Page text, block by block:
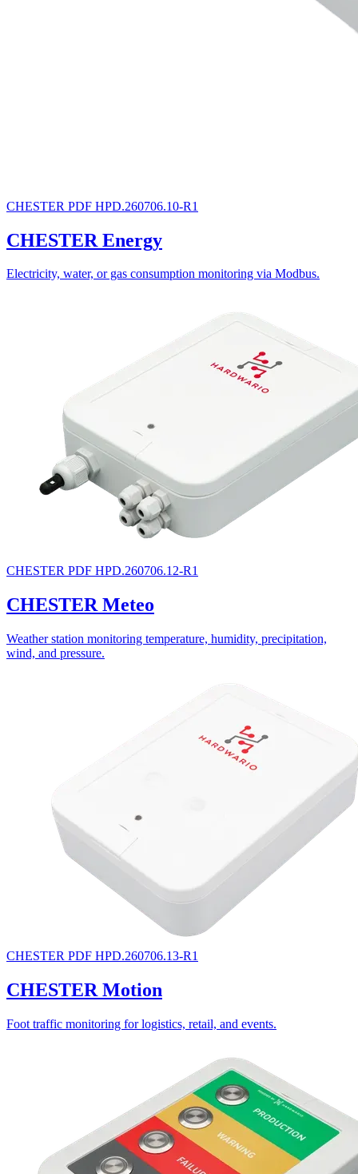
CHESTER PDF HPD.260706.10-R1
CHESTER Energy
Electricity, water, or gas consumption monitoring via Modbus.
CHESTER PDF HPD.260706.12-R1
CHESTER Meteo
Weather station monitoring temperature, humidity, precipitation,
wind, and pressure.
CHESTER PDF HPD.260706.13-R1
CHESTER Motion
Foot traffic monitoring for logistics, retail, and events.